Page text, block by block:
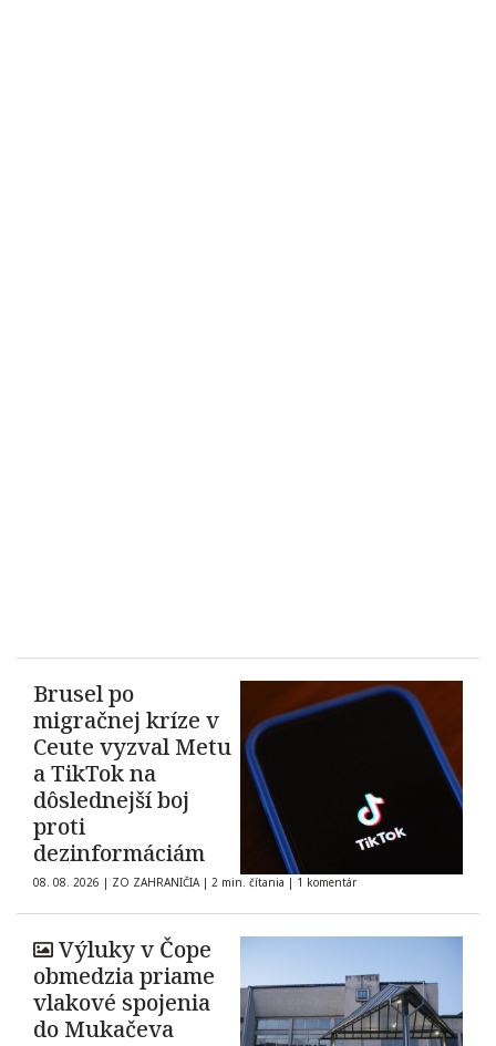
Brusel po
migračnej kríze v
Ceute vyzval Metu
a TikTok na
dôslednejší boj
proti
dezinformáciám
08. 08. 2026 | ZO ZAHRANIČIA | 2 min. čítania | 1 komentár
Výluky v Čope
obmedzia priame
vlakové spojenia
do Mukačeva